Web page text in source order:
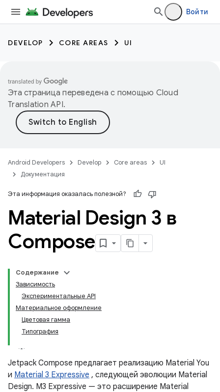
Войти
DEVELOP CORE AREAS UI
Эта страница переведена с помощью Cloud
Translation API.
Android Developers Develop Core areas
UI
Документация
Эта информация оказалась полезной?
Material Design 3 в
Compose
Содержание
Зависимость
Экспериментальные API
Материальное оформление
Цветовая гамма
Типография
Jetpack Compose предлагает реализацию Material You
и Material 3 Expressive , следующей эволюции Material
Design. M3 Expressive — это расширение Material